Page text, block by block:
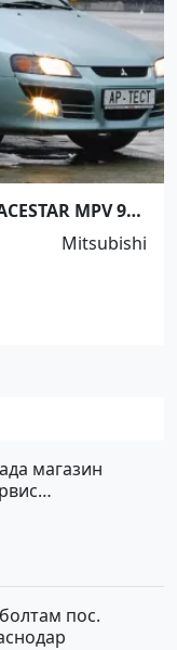
MPV 98-
Mitsubishi
магазин
пос.